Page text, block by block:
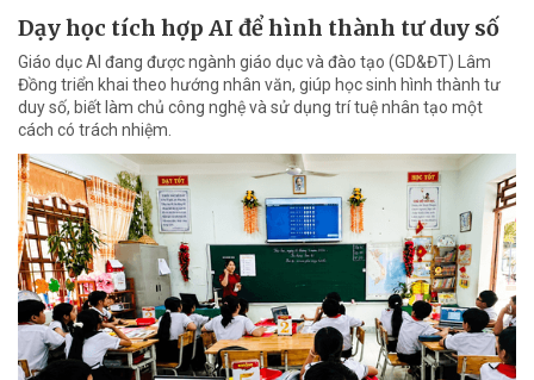
Dạy học tích hợp AI để hình thành tư duy số
Giáo dục AI đang được ngành giáo dục và đào tạo (GD&ĐT) Lâm
Đồng triển khai theo hướng nhân văn, giúp học sinh hình thành tư
duy số, biết làm chủ công nghệ và sử dụng trí tuệ nhân tạo một
cách có trách nhiệm.